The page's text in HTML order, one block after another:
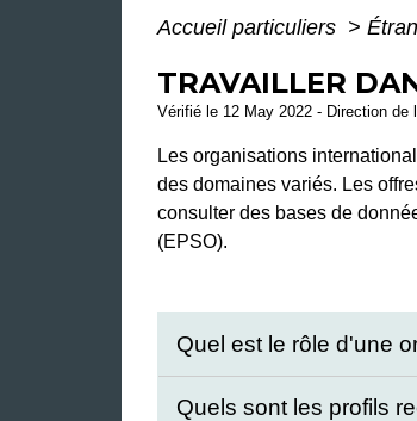
Accueil particuliers >
TRAVAILLER
Vérifié le 12 May 2022 - Direction
Les organisations
des domaines variés. Les
consulter des bases de
(EPSO).
Quel est le rôle d'une
Quels sont les profils